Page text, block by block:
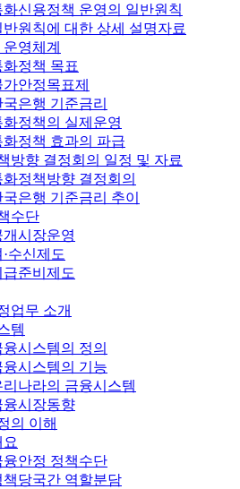
화신용정책 운영의 일반원칙
반원칙에 대한 상세 설명자료
영체계
화정책 목표
가안정목표제
국은행 기준금리
화정책의 실제운영
화정책 효과의 파급
방향 결정회의 일정 및 자료
화정책방향 결정회의
국은행 기준금리 추이
수단
개시장운영
·수신제도
급준비제도
업무 소개
템
융시스템의 정의
융시스템의 기능
리나라의 금융시스템
융시장동향
의 이해
요
융안정 정책수단
책당국간 역할분담